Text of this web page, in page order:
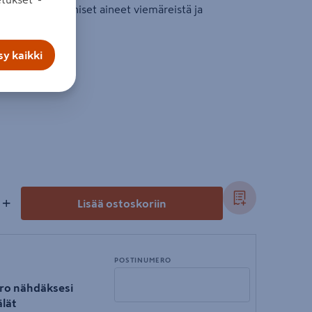
muut orgaaniset aineet viemäreistä ja
+ Lisää ostoskoriin
nähdäksesi
POSTINUMERO
kaikki